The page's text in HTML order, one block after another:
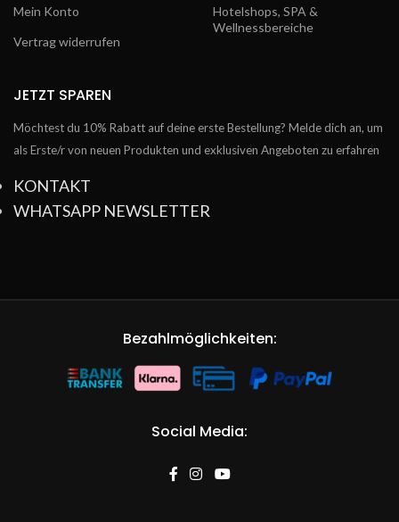
Mein Konto
Vertrag widerrufen
Hotelshops, SPA &
Wellnessbereiche
JETZT SPAREN
Möchtest du 10% Rabatt auf deine erste Bestellung? Melde dich an, um
als Erste/r von neuen Produkten und exklusiven Angeboten zu erfahren
KONTAKT
WHATSAPP NEWSLETTER
Bezahlmöglichkeiten:
Social Media: